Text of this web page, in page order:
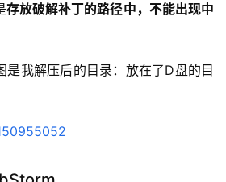
存放破解补丁的路径中，不能出现中
是我解压后的目录：放在了D盘的目